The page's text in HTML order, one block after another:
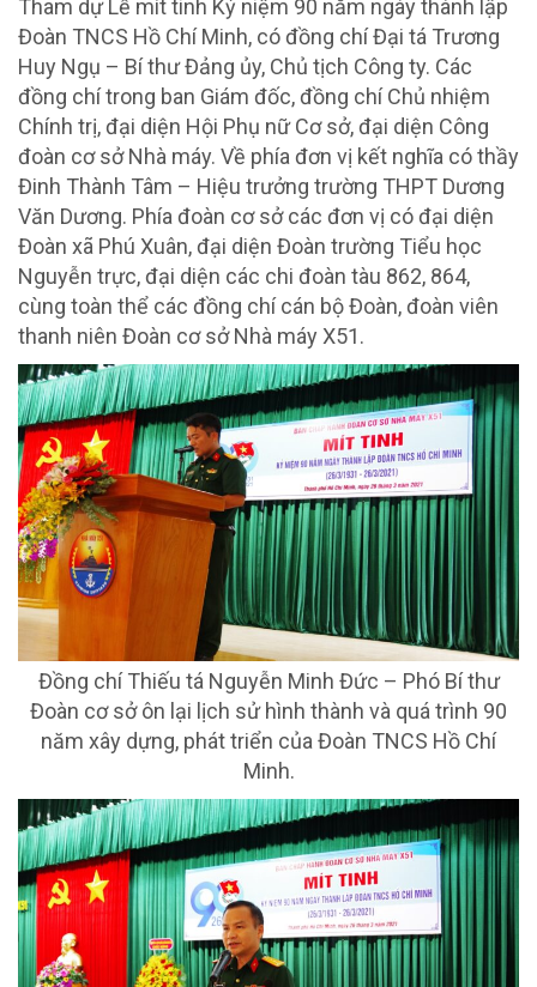
Tham dự Lễ mít tinh Kỷ niệm 90 năm ngày thành lập
Đoàn TNCS Hồ Chí Minh, có đồng chí Đại tá Trương
Huy Ngụ – Bí thư Đảng ủy, Chủ tịch Công ty. Các
đồng chí trong ban Giám đốc, đồng chí Chủ nhiệm
Chính trị, đại diện Hội Phụ nữ Cơ sở, đại diện Công
đoàn cơ sở Nhà máy. Về phía đơn vị kết nghĩa có thầy
Đinh Thành Tâm – Hiệu trưởng trường THPT Dương
Văn Dương. Phía đoàn cơ sở các đơn vị có đại diện
Đoàn xã Phú Xuân, đại diện Đoàn trường Tiểu học
Nguyễn trực, đại diện các chi đoàn tàu 862, 864,
cùng toàn thể các đồng chí cán bộ Đoàn, đoàn viên
thanh niên Đoàn cơ sở Nhà máy X51.
Đồng chí Thiếu tá Nguyễn Minh Đức – Phó Bí thư
Đoàn cơ sở ôn lại lịch sử hình thành và quá trình 90
năm xây dựng, phát triển của Đoàn TNCS Hồ Chí
Minh.